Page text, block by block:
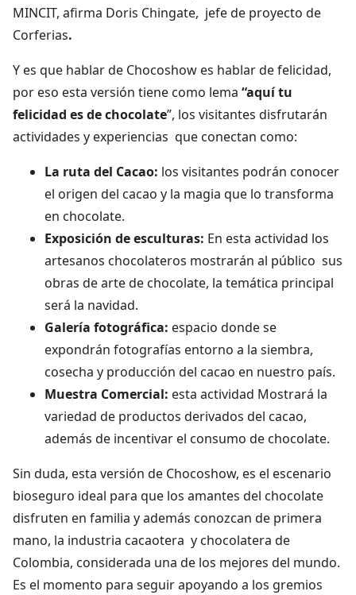
MINCIT, afirma Doris Chingate, jefe de proyecto de
Corferias.
Y es que hablar de Chocoshow es hablar de felicidad,
por eso esta versión tiene como lema “aquí tu
felicidad es de chocolate”, los visitantes disfrutarán
actividades y experiencias que conectan como:
La ruta del Cacao: los visitantes podrán conocer
el origen del cacao y la magia que lo transforma
en chocolate.
Exposición de esculturas: En esta actividad los
artesanos chocolateros mostrarán al público sus
obras de arte de chocolate, la temática principal
será la navidad.
Galería fotográfica: espacio donde se
expondrán fotografías entorno a la siembra,
cosecha y producción del cacao en nuestro país.
Muestra Comercial: esta actividad Mostrará la
variedad de productos derivados del cacao,
además de incentivar el consumo de chocolate.
Sin duda, esta versión de Chocoshow, es el escenario
bioseguro ideal para que los amantes del chocolate
disfruten en familia y además conozcan de primera
mano, la industria cacaotera y chocolatera de
Colombia, considerada una de los mejores del mundo.
Es el momento para seguir apoyando a los gremios